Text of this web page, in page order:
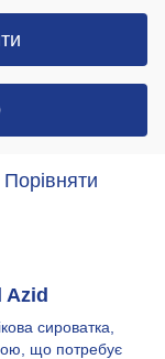
Порівняти
Azid
сироватка,
що потребує